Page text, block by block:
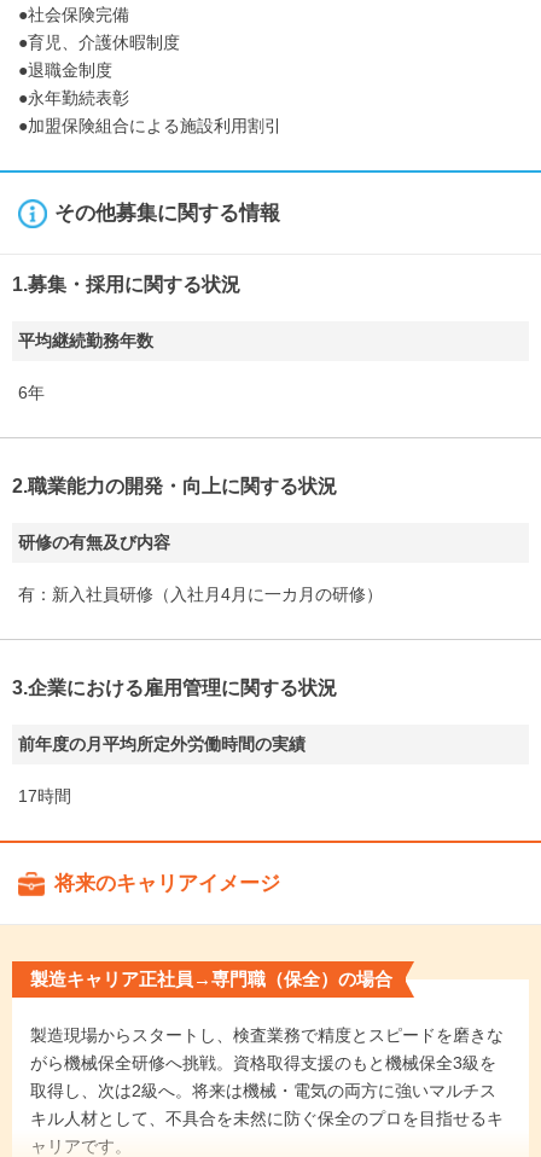
●社会保険完備
●育児、介護休暇制度
●退職金制度
●永年勤続表彰
●加盟保険組合による施設利用割引
その他募集に関する情報
1.募集・採用に関する状況
平均継続勤務年数
6年
2.職業能力の開発・向上に関する状況
研修の有無及び内容
有：新入社員研修（入社月4月に一カ月の研修）
3.企業における雇用管理に関する状況
前年度の月平均所定外労働時間の実績
17時間
将来のキャリアイメージ
製造キャリア正社員→専門職（保全）の場合
製造現場からスタートし、検査業務で精度とスピードを磨きな
がら機械保全研修へ挑戦。資格取得支援のもと機械保全3級を
取得し、次は2級へ。将来は機械・電気の両方に強いマルチス
キル人材として、不具合を未然に防ぐ保全のプロを目指せるキ
ャリアです。